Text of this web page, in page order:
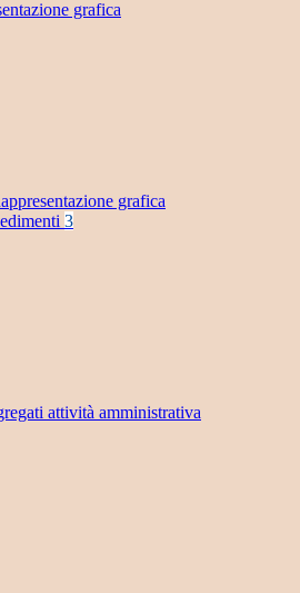
grafica
grafica
3
attività amministrativa